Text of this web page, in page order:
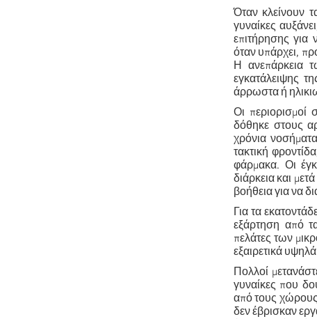
Όταν κλείνουν
γυναίκες
επιτήρησης για
όταν υπάρχει,
Η ανεπάρκεια
εγκατάλειψης
άρρωστα ή
Οι
δόθηκε στους
χρόνια
τακτική
φάρμακα. Οι
διάρκεια και
βοήθεια για να
Για τα
εξάρτηση από
πελάτες των
εξαιρετικά
Πολλοί
γυναίκες που
από τους
δεν έβρισκαν